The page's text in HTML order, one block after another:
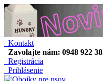
Kontakt
Zavolajte nám: 0948 922
Registrácia
Prihlásenie